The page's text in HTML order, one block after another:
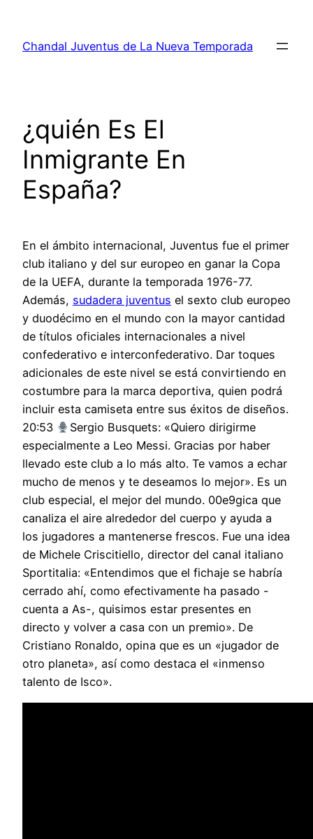
contenido
Chandal Juventus de La Nueva Temporada
¿quién Es El
Inmigrante En
España?
En el ámbito internacional, Juventus fue el primer
club italiano y del sur europeo en ganar la Copa
de la UEFA, durante la temporada 1976-77.
Además, sudadera juventus el sexto club europeo
y duodécimo en el mundo con la mayor cantidad
de títulos oficiales internacionales a nivel
confederativo e interconfederativo. Dar toques
adicionales de este nivel se está convirtiendo en
costumbre para la marca deportiva, quien podrá
incluir esta camiseta entre sus éxitos de diseños.
20:53
Sergio Busquets: «Quiero dirigirme
especialmente a Leo Messi. Gracias por haber
llevado este club a lo más alto. Te vamos a echar
mucho de menos y te deseamos lo mejor». Es un
club especial, el mejor del mundo. 00e9gica que
canaliza el aire alrededor del cuerpo y ayuda a
los jugadores a mantenerse frescos. Fue una idea
de Michele Criscitiello, director del canal italiano
Sportitalia: «Entendimos que el fichaje se habría
cerrado ahí, como efectivamente ha pasado -
cuenta a As-, quisimos estar presentes en
directo y volver a casa con un premio». De
Cristiano Ronaldo, opina que es un «jugador de
otro planeta», así como destaca el «inmenso
talento de Isco».